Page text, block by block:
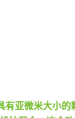
亚微米大小的